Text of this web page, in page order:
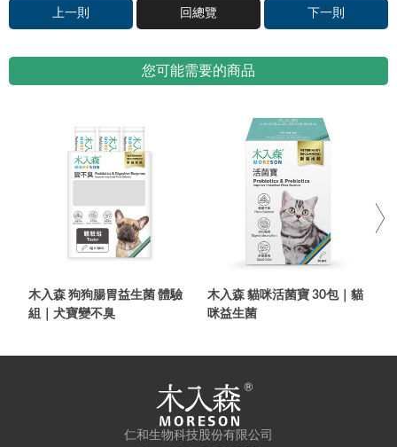
上一則 回總覽 下一則
您可能需要的商品
木入森 狗狗腸胃益生菌 體驗
組｜犬寶變不臭
木入森 貓咪活菌寶 30包｜貓
咪益生菌
仁和生物科技股份有限公司